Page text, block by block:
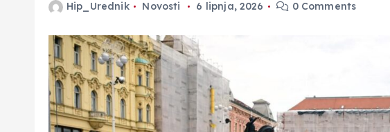
Hip_Urednik Novosti 6 lipnja, 2026 0 Comments